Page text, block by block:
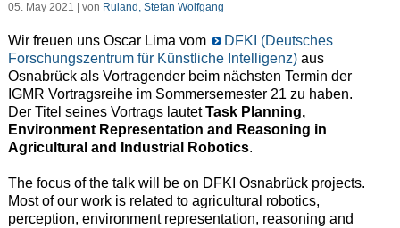
05. May 2021 | von Ruland, Stefan Wolfgang
Wir freuen uns Oscar Lima vom
DFKI (Deutsches
Forschungszentrum für Künstliche Intelligenz)aus
Osnabrück als Vortragender beim nächsten Termin der
IGMR Vortragsreihe im Sommersemester 21 zu haben.
Der Titel seines Vortrags lautetTask Planning,
Environment Representation and Reasoning in
Agricultural and Industrial Robotics.
The focus of the talk will be on DFKI Osnabrück projects.
Most of our work is related to agricultural robotics,
perception, environment representation, reasoning and